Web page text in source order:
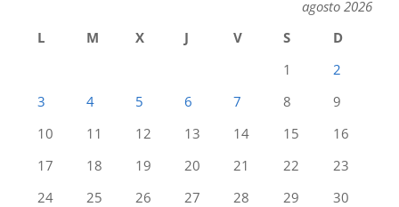
agosto 2026
L
M X J V S
D
1
2
3
4 5 6 7 8
9
10
11 12 13 14 15
16
17
18 19 20 21 22
23
24
25 26 27 28 29
30